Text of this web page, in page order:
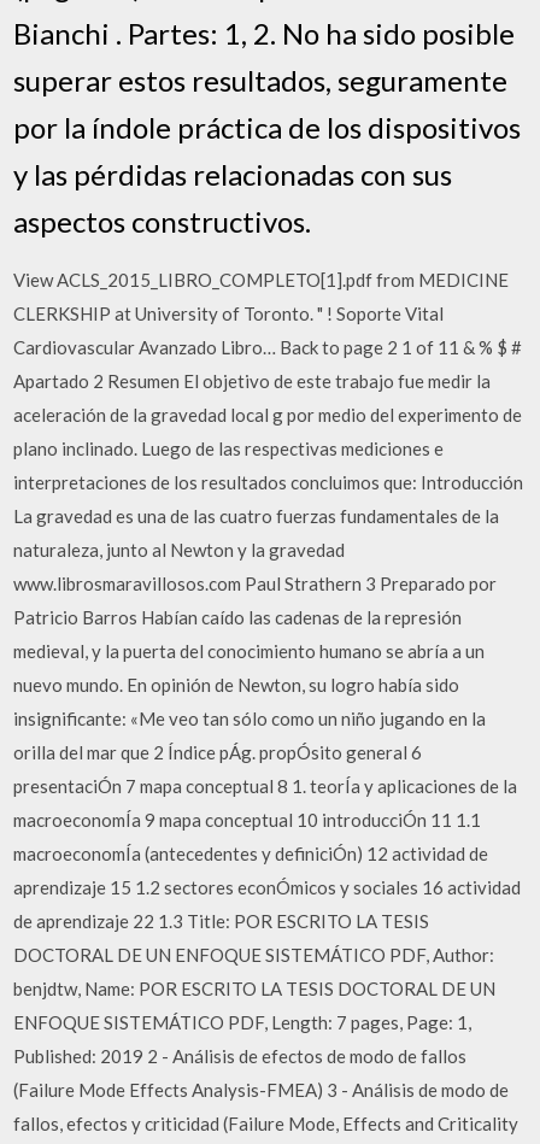
Bianchi . Partes: 1, 2. No ha sido posible
superar estos resultados, seguramente
por la índole práctica de los dispositivos
y las pérdidas relacionadas con sus
aspectos constructivos.
View ACLS_2015_LIBRO_COMPLETO[1].pdf from MEDICINE
CLERKSHIP at University of Toronto. " ! Soporte Vital
Cardiovascular Avanzado Libro… Back to page 2 1 of 11 & % $ #
Apartado 2 Resumen El objetivo de este trabajo fue medir la
aceleración de la gravedad local g por medio del experimento de
plano inclinado. Luego de las respectivas mediciones e
interpretaciones de los resultados concluimos que: Introducción
La gravedad es una de las cuatro fuerzas fundamentales de la
naturaleza, junto al Newton y la gravedad
www.librosmaravillosos.com Paul Strathern 3 Preparado por
Patricio Barros Habían caído las cadenas de la represión
medieval, y la puerta del conocimiento humano se abría a un
nuevo mundo. En opinión de Newton, su logro había sido
insignificante: «Me veo tan sólo como un niño jugando en la
orilla del mar que 2 Índice pÁg. propÓsito general 6
presentaciÓn 7 mapa conceptual 8 1. teorÍa y aplicaciones de la
macroeconomÍa 9 mapa conceptual 10 introducciÓn 11 1.1
macroeconomÍa (antecedentes y definiciÓn) 12 actividad de
aprendizaje 15 1.2 sectores econÓmicos y sociales 16 actividad
de aprendizaje 22 1.3 Title: POR ESCRITO LA TESIS
DOCTORAL DE UN ENFOQUE SISTEMÁTICO PDF, Author:
benjdtw, Name: POR ESCRITO LA TESIS DOCTORAL DE UN
ENFOQUE SISTEMÁTICO PDF, Length: 7 pages, Page: 1,
Published: 2019 2 - Análisis de efectos de modo de fallos
(Failure Mode Effects Analysis-FMEA) 3 - Análisis de modo de
fallos, efectos y criticidad (Failure Mode, Effects and Criticality